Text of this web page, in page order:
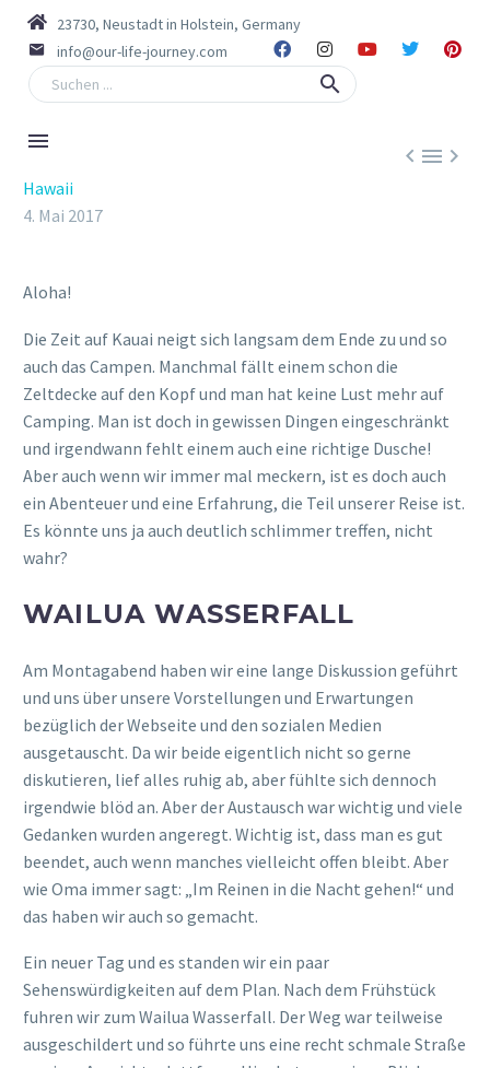
23730, Neustadt in Holstein, Germany
info@our-life-journey.com

Hawaii
4. Mai 2017
Aloha!
Die Zeit auf Kauai neigt sich langsam dem Ende zu und so
auch das Campen. Manchmal fällt einem schon die
Zeltdecke auf den Kopf und man hat keine Lust mehr auf
Camping. Man ist doch in gewissen Dingen eingeschränkt
und irgendwann fehlt einem auch eine richtige Dusche!
Aber auch wenn wir immer mal meckern, ist es doch auch
ein Abenteuer und eine Erfahrung, die Teil unserer Reise ist.
Es könnte uns ja auch deutlich schlimmer treffen, nicht
wahr?
WAILUA WASSERFALL
Am Montagabend haben wir eine lange Diskussion geführt
und uns über unsere Vorstellungen und Erwartungen
bezüglich der Webseite und den sozialen Medien
ausgetauscht. Da wir beide eigentlich nicht so gerne
diskutieren, lief alles ruhig ab, aber fühlte sich dennoch
irgendwie blöd an. Aber der Austausch war wichtig und viele
Gedanken wurden angeregt. Wichtig ist, dass man es gut
beendet, auch wenn manches vielleicht offen bleibt. Aber
wie Oma immer sagt: „Im Reinen in die Nacht gehen!“ und
das haben wir auch so gemacht.
Ein neuer Tag und es standen wir ein paar
Sehenswürdigkeiten auf dem Plan. Nach dem Frühstück
fuhren wir zum Wailua Wasserfall. Der Weg war teilweise
ausgeschildert und so führte uns eine recht schmale Straße